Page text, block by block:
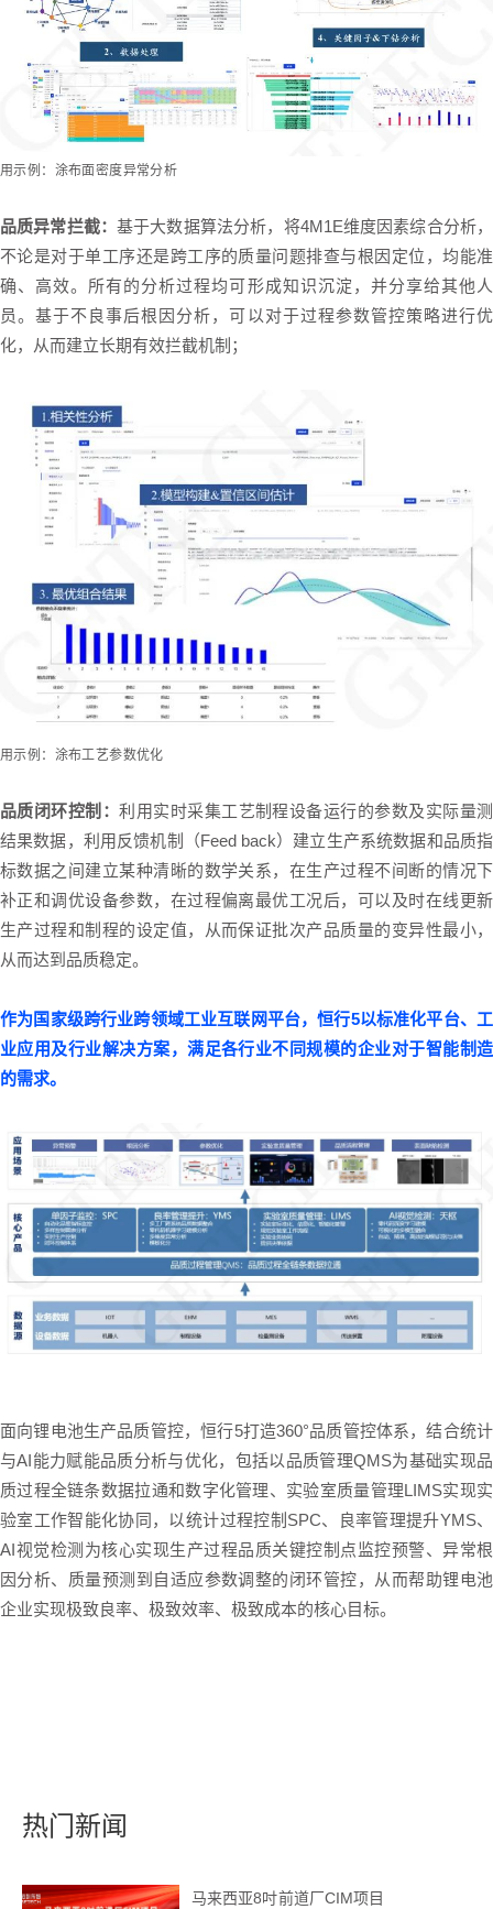
用示例： 涂布面密度异常分析
品质异常拦截：基于大数据算法分析，将4M1E维度因素综合分析，
不论是对于单工序还是跨工序的质量问题排查与根因定位，均能准
确、高效。所有的分析过程均可形成知识沉淀，并分享给其他人
员。基于不良事后根因分析，可以对于过程参数管控策略进行优
化，从而建立长期有效拦截机制；
用示例：涂布工艺参数优化
品质闭环控制：利用实时采集工艺制程设备运行的参数及实际量测
结果数据，利用反馈机制（Feed back）建立生产系统数据和品质指
标数据之间建立某种清晰的数学关系，在生产过程不间断的情况下
补正和调优设备参数，在过程偏离最优工况后，可以及时在线更新
生产过程和制程的设定值，从而保证批次产品质量的变异性最小，
从而达到品质稳定。
作为国家级跨行业跨领域工业互联网平台，恒行5以标准化平台、工
业应用及行业解决方案，满足各行业不同规模的企业对于智能制造
的需求。
面向锂电池生产品质管控，恒行5打造360°品质管控体系，结合统计
与AI能力赋能品质分析与优化，包括以品质管理QMS为基础实现品
质过程全链条数据拉通和数字化管理、实验室质量管理LIMS实现实
验室工作智能化协同，以统计过程控制SPC、良率管理提升YMS、
AI视觉检测为核心实现生产过程品质关键控制点监控预警、异常根
因分析、质量预测到自适应参数调整的闭环管控，从而帮助锂电池
企业实现极致良率、极致效率、极致成本的核心目标。
热门新闻
马来西亚8吋前道厂CIM项目